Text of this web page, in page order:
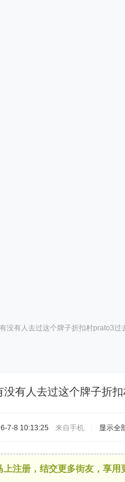
没有人去过这个牌子折扣村prato3过
没有人去过这个牌子折
7-8 10:13:25 来自手机 显示全
上注册，结交更多街友，享用